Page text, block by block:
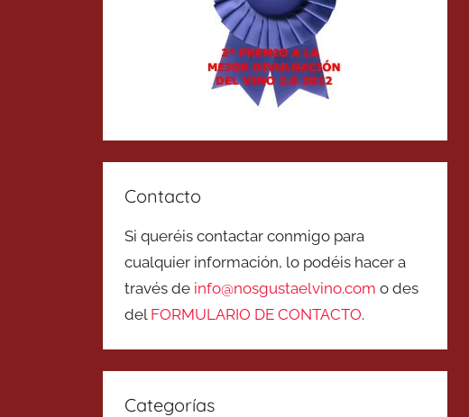
Contacto
Si queréis contactar conmigo para
cualquier información, lo podéis hacer a
través de info@nosgustaelvino.com o des
del FORMULARIO DE CONTACTO.
Categorías